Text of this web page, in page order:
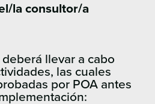
la consultor/a
llevar a cabo
las cuales
por POA antes